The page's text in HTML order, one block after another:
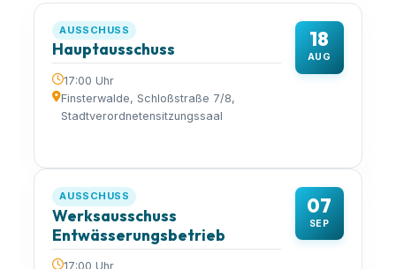
18
AUG
AUSSCHUSS
Hauptausschuss
17:00 Uhr
Finsterwalde, Schloßstraße 7/8,
Stadtverordnetensitzungssaal
07
SEP
AUSSCHUSS
Werksausschuss
Entwässerungsbetrieb
17:00 Uhr